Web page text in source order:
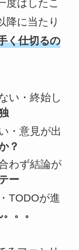
度はしたこ
降に当たり
く仕切るの
い・終始し
・意見が出
？
わず結論が
ー
TODOが進
。。